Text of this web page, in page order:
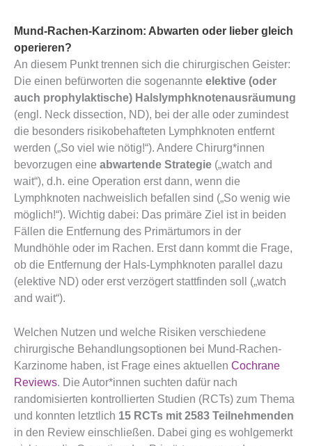
Mund-Rachen-Karzinom: Abwarten oder lieber gleich
operieren?
An diesem Punkt trennen sich die chirurgischen Geister:
Die einen befürworten die sogenannte elektive (oder
auch prophylaktische) Halslymphknotenausräumung
(engl. Neck dissection, ND), bei der alle oder zumindest
die besonders risikobehafteten Lymphknoten entfernt
werden („So viel wie nötig!“). Andere Chirurg*innen
bevorzugen eine abwartende Strategie („watch and
wait“), d.h. eine Operation erst dann, wenn die
Lymphknoten nachweislich befallen sind („So wenig wie
möglich!“). Wichtig dabei: Das primäre Ziel ist in beiden
Fällen die Entfernung des Primärtumors in der
Mundhöhle oder im Rachen. Erst dann kommt die Frage,
ob die Entfernung der Hals-Lymphknoten parallel dazu
(elektive ND) oder erst verzögert stattfinden soll („watch
and wait“).
Welchen Nutzen und welche Risiken verschiedene
chirurgische Behandlungsoptionen bei Mund-Rachen-
Karzinome haben, ist Frage eines aktuellen Cochrane
Reviews. Die Autor*innen suchten dafür nach
randomisierten kontrollierten Studien (RCTs) zum Thema
und konnten letztlich 15 RCTs mit 2583 Teilnehmenden
in den Review einschließen. Dabei ging es wohlgemerkt